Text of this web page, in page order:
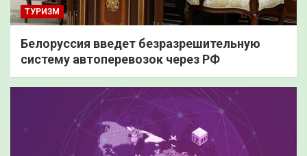
ТУРИЗМ
Белоруссия введет безразрешительную
систему автоперевозок через РФ